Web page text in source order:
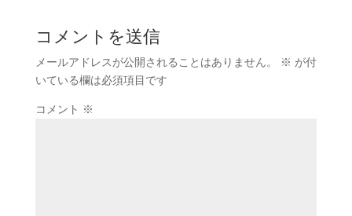
コメントを送信
メールアドレスが公開されることはありません。 ※ が付
いている欄は必須項目です
コメント ※